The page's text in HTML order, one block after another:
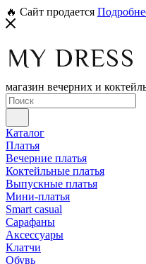
🔥 Сайт продается
магазин вечерних и
Каталог
Платья
Вечерние платья
Коктейльные платья
Выпускные платья
Мини-платья
Smart casual
Сарафаны
Аксессуары
Клатчи
Обувь